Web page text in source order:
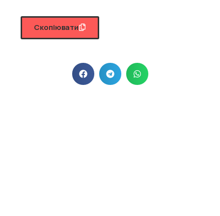
Скопіювати